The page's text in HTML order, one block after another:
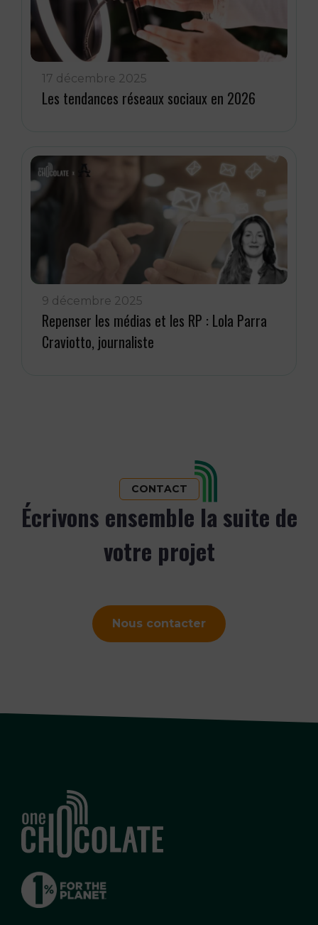
17 décembre 2025
Les tendances réseaux sociaux en 2026
9 décembre 2025
Repenser les médias et les RP : Lola Parra
Craviotto, journaliste
CONTACT
Écrivons ensemble la suite de
votre projet
Nous contacter